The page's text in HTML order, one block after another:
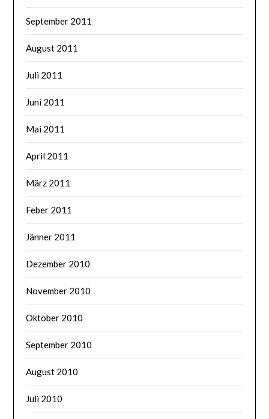
September 2011
August 2011
Juli 2011
Juni 2011
Mai 2011
April 2011
März 2011
Feber 2011
Jänner 2011
Dezember 2010
November 2010
Oktober 2010
September 2010
August 2010
Juli 2010